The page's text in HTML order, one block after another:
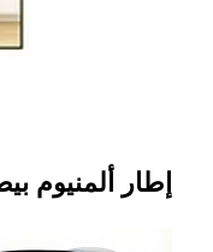
إطار ألمنيوم